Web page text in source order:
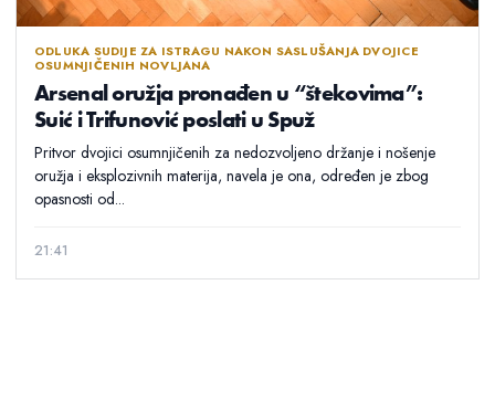
ODLUKA SUDIJE ZA ISTRAGU NAKON SASLUŠANJA DVOJICE
OSUMNJIČENIH NOVLJANA
Arsenal oružja pronađen u “štekovima”:
Suić i Trifunović poslati u Spuž
Pritvor dvojici osumnjičenih za nedozvoljeno držanje i nošenje
oružja i eksplozivnih materija, navela je ona, određen je zbog
opasnosti od...
21:41